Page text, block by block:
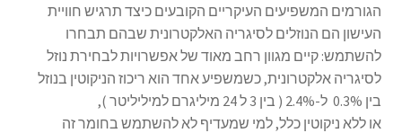
הגורמים המשפיעים העיקריים הקובעים כיצד תרגיש חוויית
העישון הם הנוזלים לסיגריה האלקטרונית שבהם תבחרו
להשתמש: קיים מגוון רחב מאוד של אפשרויות לבחירת נוזל
לסיגריה אלקטרונית, כשמשפיע אחד הוא ריכוז הניקוטין בנוזל
בין 0.3% ל-2.4% ( בין 3 ל 24 מיליגרם למיליליטר ),
או ללא ניקוטין כלל, למי שמעדיף לא להשתמש בחומר זה